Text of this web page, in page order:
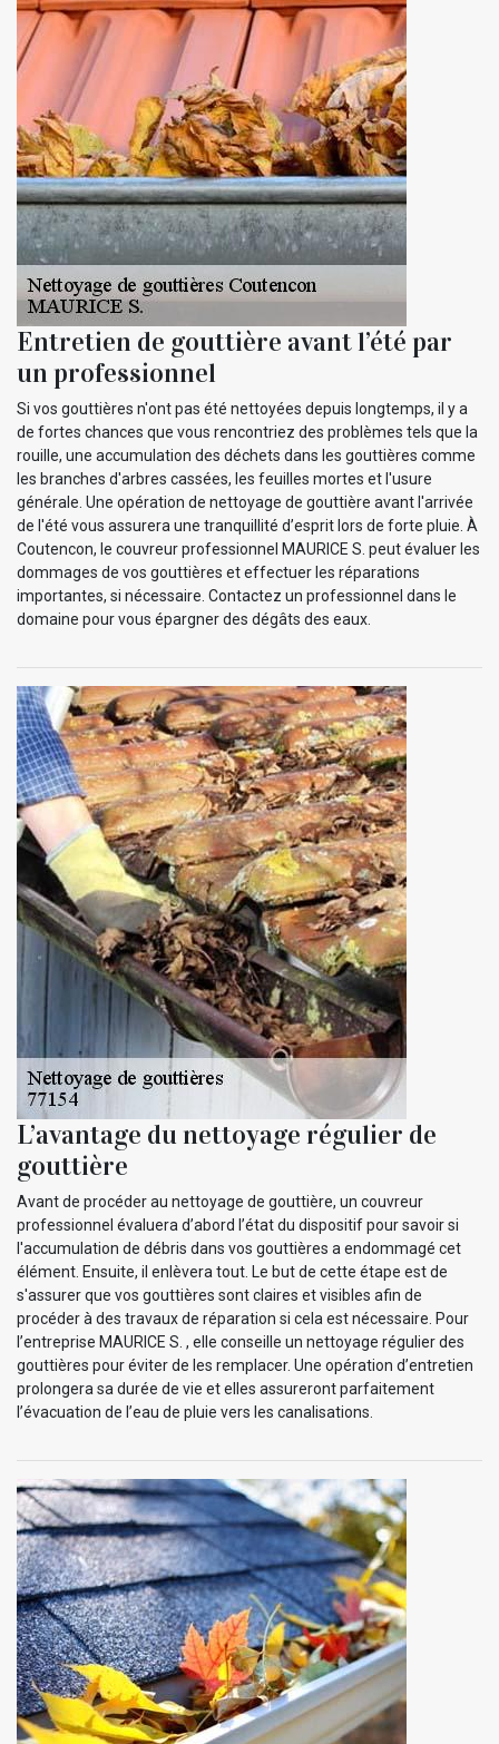
Entretien de gouttière avant l’été par
un professionnel
Si vos gouttières n'ont pas été nettoyées depuis longtemps, il y a
de fortes chances que vous rencontriez des problèmes tels que la
rouille, une accumulation des déchets dans les gouttières comme
les branches d'arbres cassées, les feuilles mortes et l'usure
générale. Une opération de nettoyage de gouttière avant l'arrivée
de l'été vous assurera une tranquillité d’esprit lors de forte pluie. À
Coutencon, le couvreur professionnel MAURICE S. peut évaluer les
dommages de vos gouttières et effectuer les réparations
importantes, si nécessaire. Contactez un professionnel dans le
domaine pour vous épargner des dégâts des eaux.
L’avantage du nettoyage régulier de
gouttière
Avant de procéder au nettoyage de gouttière, un couvreur
professionnel évaluera d’abord l’état du dispositif pour savoir si
l'accumulation de débris dans vos gouttières a endommagé cet
élément. Ensuite, il enlèvera tout. Le but de cette étape est de
s'assurer que vos gouttières sont claires et visibles afin de
procéder à des travaux de réparation si cela est nécessaire. Pour
l’entreprise MAURICE S. , elle conseille un nettoyage régulier des
gouttières pour éviter de les remplacer. Une opération d’entretien
prolongera sa durée de vie et elles assureront parfaitement
l’évacuation de l’eau de pluie vers les canalisations.